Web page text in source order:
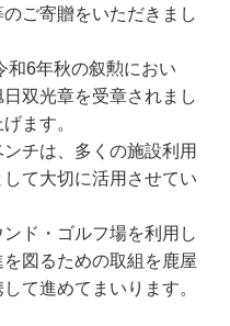
ご寄贈をいただきまし
和6年秋の叙勲におい
双光章を受章されまし
ます。
チは、多くの施設利用
て大切に活用させてい
ド・ゴルフ場を利用し
図るための取組を鹿屋
て進めてまいります。